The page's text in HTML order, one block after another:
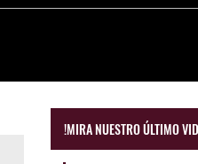
!MIRA NUESTRO ÚLTIMO